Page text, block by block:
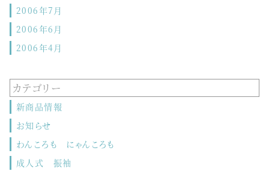
2006年7月
2006年6月
2006年4月
カテゴリー
新商品情報
お知らせ
わんころも にゃんころも
成人式 振袖